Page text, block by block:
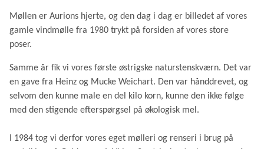
Møllen er Aurions hjerte, og den dag i dag er billedet af vores
gamle vindmølle fra 1980 trykt på forsiden af vores store
poser.
Samme år fik vi vores første østrigske naturstenskværn. Det var
en gave fra Heinz og Mucke Weichart. Den var hånddrevet, og
selvom den kunne male en del kilo korn, kunne den ikke følge
med den stigende efterspørgsel på økologisk mel.
I 1984 tog vi derfor vores eget mølleri og renseri i brug på